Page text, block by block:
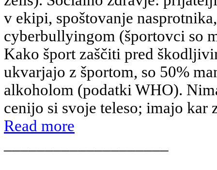
v ekipi, spoštovanje
cyberbullyingom (športovci so
Kako šport zaščiti pred
ukvarjajo z športom, so 50%
alkoholom (podatki WHO).
cenijo si svoje teleso; imajo
Read more